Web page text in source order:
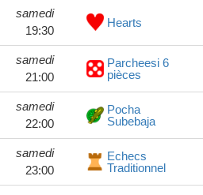
samedi
19:30
Hearts
samedi
21:00
Parcheesi 6
pièces
samedi
22:00
Pocha
Subebaja
samedi
23:00
Echecs
Traditionnel